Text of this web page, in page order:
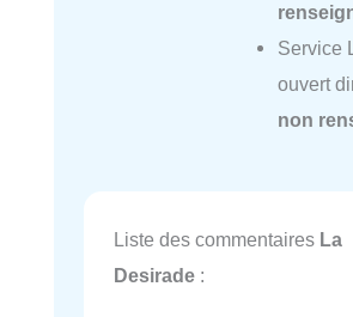
Service
ouvert
non
Liste des commentaires La
Desirade :